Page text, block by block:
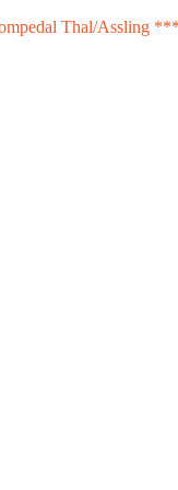
Thal/Assling ***